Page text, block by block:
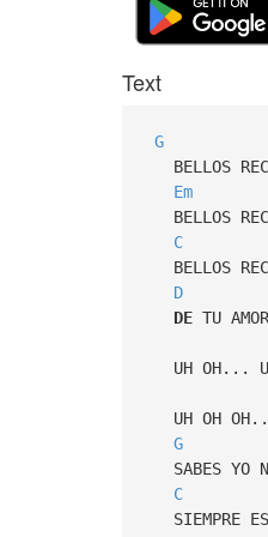
Text
G
BELLOS
Em
BELLOS
C
BELLOS
D
DETU AMOR
UH OH...
UH OH
G
SABES YO
C
SIEMPRE